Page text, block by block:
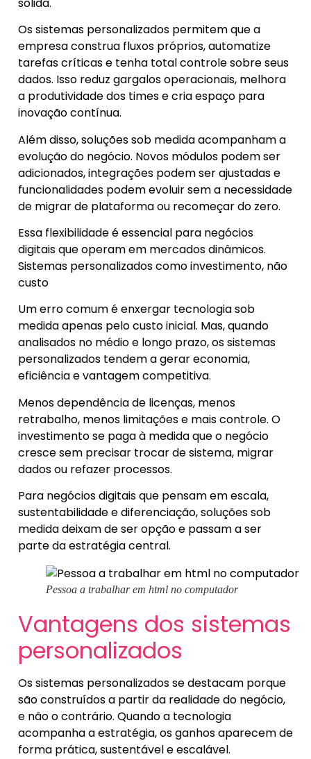
Os sistemas personalizados permitem que a
empresa construa fluxos próprios, automatize
tarefas críticas e tenha total controle sobre seus
dados. Isso reduz gargalos operacionais, melhora
a produtividade dos times e cria espaço para
inovação contínua.
Além disso, soluções sob medida acompanham a
evolução do negócio. Novos módulos podem ser
adicionados, integrações podem ser ajustadas e
funcionalidades podem evoluir sem a necessidade
de migrar de plataforma ou recomeçar do zero.
Essa flexibilidade é essencial para negócios
digitais que operam em mercados dinâmicos.
Sistemas personalizados como investimento, não
custo
Um erro comum é enxergar tecnologia sob
medida apenas pelo custo inicial. Mas, quando
analisados no médio e longo prazo, os sistemas
personalizados tendem a gerar economia,
eficiência e vantagem competitiva.
Menos dependência de licenças, menos
retrabalho, menos limitações e mais controle. O
investimento se paga à medida que o negócio
cresce sem precisar trocar de sistema, migrar
dados ou refazer processos.
Para negócios digitais que pensam em escala,
sustentabilidade e diferenciação, soluções sob
medida deixam de ser opção e passam a ser
parte da estratégia central.
Pessoa a trabalhar em html no computador
Vantagens dos sistemas
personalizados
Os sistemas personalizados se destacam porque
são construídos a partir da realidade do negócio,
e não o contrário. Quando a tecnologia
acompanha a estratégia, os ganhos aparecem de
forma prática, sustentável e escalável.